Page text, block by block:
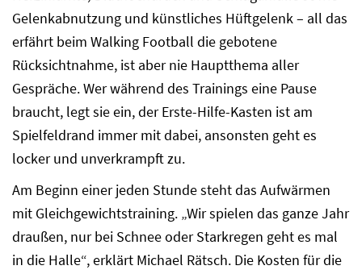
Gelenkabnutzung und künstliches Hüftgelenk – all das
erfährt beim Walking Football die gebotene
Rücksichtnahme, ist aber nie Hauptthema aller
Gespräche. Wer während des Trainings eine Pause
braucht, legt sie ein, der Erste-Hilfe-Kasten ist am
Spielfeldrand immer mit dabei, ansonsten geht es
locker und unverkrampft zu.
Am Beginn einer jeden Stunde steht das Aufwärmen
mit Gleichgewichtstraining. „Wir spielen das ganze Jahr
draußen, nur bei Schnee oder Starkregen geht es mal
in die Halle“, erklärt Michael Rätsch. Die Kosten für die